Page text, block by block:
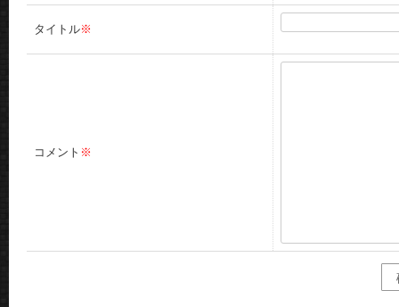
タイトル※
コメント ※